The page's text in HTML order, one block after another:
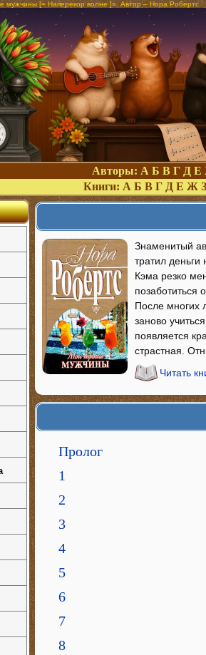
мужчины [= Наперекор волне ]». Автор – Нора Робертс
Авторы: А Б В Г Д Е
Книги: А Б В Г Д Е Ж З
Знаменитый
тратил
Кэма резко
позаботиться
После многих
заново
появляется
страстная.
Читать
Пролог
1
2
3
4
5
6
7
8